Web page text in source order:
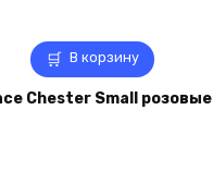
В корзину
Chester Small розовые